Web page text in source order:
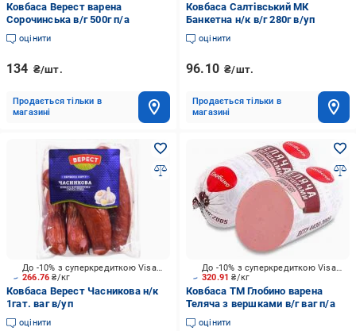
Ковбаса Верест варена
Сорочинська в/г 500г п/а
оцінити
134 ₴/шт.
Продається тільки в
магазині
Ковбаса Салтівський МК
Банкетна н/к в/г 280г в/уп
оцінити
96.10 ₴/шт.
Продається тільки в
магазині
266.76₴/кг
До -10% з суперкредиткою Visa Вигода
Ковбаса Верест Часникова н/к
1гат. ваг в/уп
оцінити
320.91₴/кг
До -10% з суперкредиткою Visa Вигода
Ковбаса ТМ Глобино варена
Теляча з вершками в/г ваг п/а
оцінити